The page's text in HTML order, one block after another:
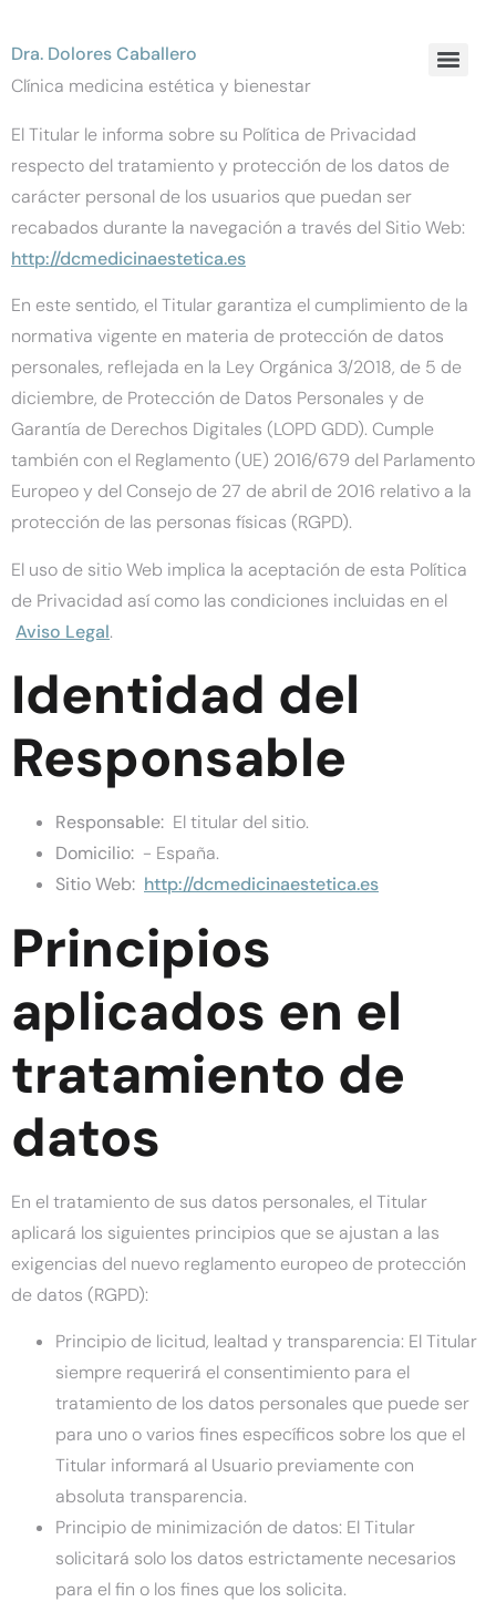
Dra. Dolores Caballero
Clínica medicina estética y bienestar
El Titular le informa sobre su Política de Privacidad
respecto del tratamiento y protección de los datos de
carácter personal de los usuarios que puedan ser
recabados durante la navegación a través del Sitio Web:
http://dcmedicinaestetica.es
En este sentido, el Titular garantiza el cumplimiento de la
normativa vigente en materia de protección de datos
personales, reflejada en la Ley Orgánica 3/2018, de 5 de
diciembre, de Protección de Datos Personales y de
Garantía de Derechos Digitales (LOPD GDD). Cumple
también con el Reglamento (UE) 2016/679 del Parlamento
Europeo y del Consejo de 27 de abril de 2016 relativo a la
protección de las personas físicas (RGPD).
El uso de sitio Web implica la aceptación de esta Política
de Privacidad así como las condiciones incluidas en el
Aviso Legal.
Identidad del
Responsable
Responsable: El titular del sitio.
Domicilio: - España.
Sitio Web: http://dcmedicinaestetica.es
Principios
aplicados en el
tratamiento de
datos
En el tratamiento de sus datos personales, el Titular
aplicará los siguientes principios que se ajustan a las
exigencias del nuevo reglamento europeo de protección
de datos (RGPD):
Principio de licitud, lealtad y transparencia: El Titular
siempre requerirá el consentimiento para el
tratamiento de los datos personales que puede ser
para uno o varios fines específicos sobre los que el
Titular informará al Usuario previamente con
absoluta transparencia.
Principio de minimización de datos: El Titular
solicitará solo los datos estrictamente necesarios
para el fin o los fines que los solicita.